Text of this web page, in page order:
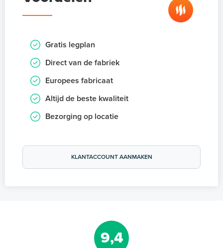
Gratis legplan
Direct van de fabriek
Europees fabricaat
Altijd de beste kwaliteit
Bezorging op locatie
KLANTACCOUNT AANMAKEN
9,4